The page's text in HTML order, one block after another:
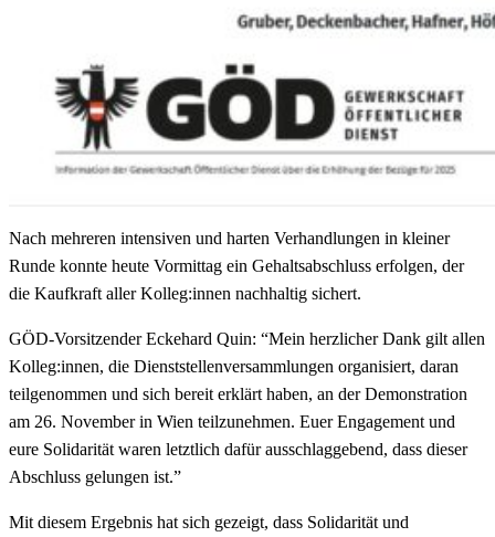
Nach mehreren intensiven und harten Verhandlungen in kleiner
Runde konnte heute Vormittag ein Gehaltsabschluss erfolgen, der
die Kaufkraft aller Kolleg:innen nachhaltig sichert.
GÖD-Vorsitzender Eckehard Quin: “Mein herzlicher Dank gilt allen
Kolleg:innen, die Dienststellenversammlungen organisiert, daran
teilgenommen und sich bereit erklärt haben, an der Demonstration
am 26. November in Wien teilzunehmen. Euer Engagement und
eure Solidarität waren letztlich dafür ausschlaggebend, dass dieser
Abschluss gelungen ist.”
Mit diesem Ergebnis hat sich gezeigt, dass Solidarität und